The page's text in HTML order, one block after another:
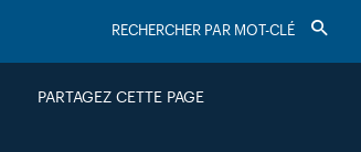
Valider
PARTAGEZ CETTE PAGE